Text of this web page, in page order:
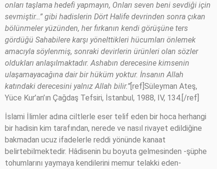
onları taşlama hedefi yapmayın, Onları seven beni sevdiği için
sevmiştir…” gibi hadislerin Dört Halife devrinden sonra çıkan
bölünmeler yüzünden, her fırkanın kendi görüşüne ters
gördüğü Sahabilere karşı yönelttikleri hücumları önlemek
amacıyla söylenmiş, sonraki devirlerin ürünleri olan sözler
oldukları anlaşılmaktadır. Ashabın derecesine kimsenin
ulaşamayacağına dair bir hüküm yoktur. İnsanın Allah
katındaki derecesini yalnız Allah bilir.” [ref]Süleyman Ateş,
Yüce Kur’an’ın Çağdaş Tefsiri, İstanbul, 1988, IV, 134.[/ref]
İslami İlimler adına ciltlerle eser telif eden bir hoca herhangi
bir hadisin kim tarafından, nerede ve nasıl rivayet edildiğine
bakmadan ucuz ifadelerle reddi yönünde kanaat
belirtebilmektedir. Hâdisenin bu boyuta gelmesinden -şüphe
tohumlarını yaymaya kendilerini memur telakki eden-